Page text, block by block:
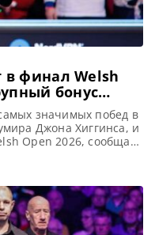
финал Welsh
бонус
значимых побед в
Джона Хиггинса, и
Open 2026, сообщает
лучших брейков в